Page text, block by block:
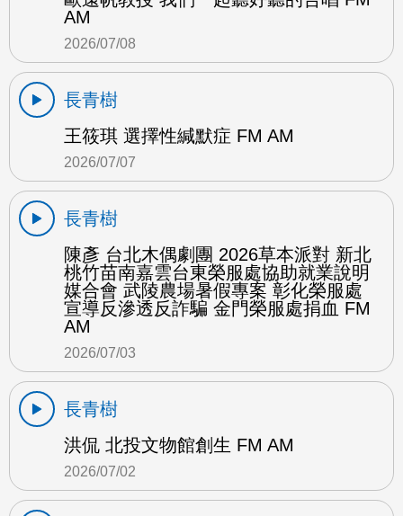
AM
2026/07/08
長青樹
王筱琪 選擇性緘默症 FM AM
2026/07/07
長青樹
陳彥 台北木偶劇團 2026草本派對 新北
桃竹苗南嘉雲台東榮服處協助就業說明
媒合會 武陵農場暑假專案 彰化榮服處
宣導反滲透反詐騙 金門榮服處捐血 FM
AM
2026/07/03
長青樹
洪侃 北投文物館創生 FM AM
2026/07/02